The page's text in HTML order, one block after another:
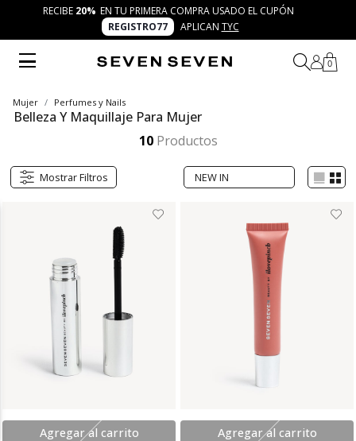
RECIBE 20% EN TU PRIMERA COMPRA USADO EL CUPÓN
REGISTRO77
APLICAN TYC
0
Mujer Perfumes y Nails
Belleza Y Maquillaje Para Mujer
10Productos
Mostrar Filtros
Agregar al carrito Agregar al carrito